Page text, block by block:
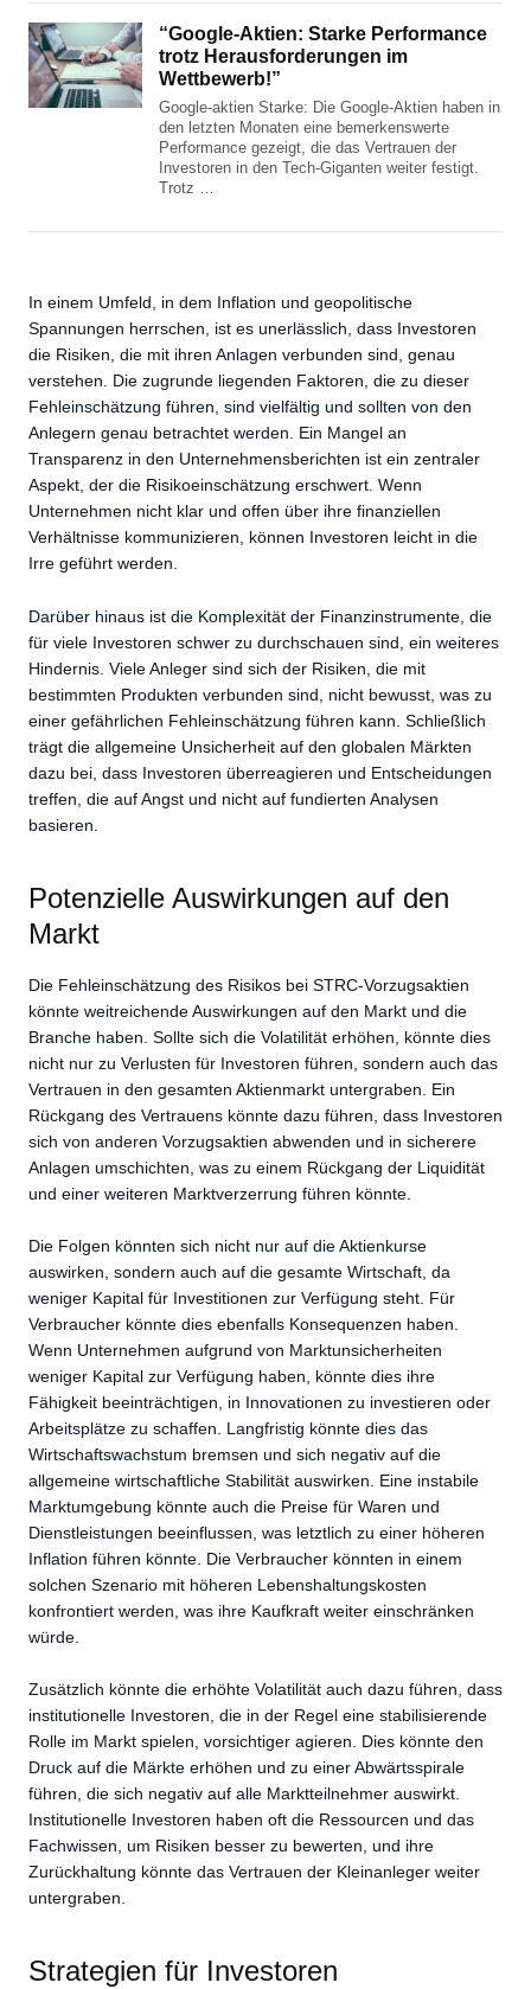
“Google-Aktien: Starke Performance
trotz Herausforderungen im
Wettbewerb!”
Google-aktien Starke: Die Google-Aktien haben in
den letzten Monaten eine bemerkenswerte
Performance gezeigt, die das Vertrauen der
Investoren in den Tech-Giganten weiter festigt.
Trotz …
In einem Umfeld, in dem Inflation und geopolitische
Spannungen herrschen, ist es unerlässlich, dass Investoren
die Risiken, die mit ihren Anlagen verbunden sind, genau
verstehen. Die zugrunde liegenden Faktoren, die zu dieser
Fehleinschätzung führen, sind vielfältig und sollten von den
Anlegern genau betrachtet werden. Ein Mangel an
Transparenz in den Unternehmensberichten ist ein zentraler
Aspekt, der die Risikoeinschätzung erschwert. Wenn
Unternehmen nicht klar und offen über ihre finanziellen
Verhältnisse kommunizieren, können Investoren leicht in die
Irre geführt werden.
Darüber hinaus ist die Komplexität der Finanzinstrumente, die
für viele Investoren schwer zu durchschauen sind, ein weiteres
Hindernis. Viele Anleger sind sich der Risiken, die mit
bestimmten Produkten verbunden sind, nicht bewusst, was zu
einer gefährlichen Fehleinschätzung führen kann. Schließlich
trägt die allgemeine Unsicherheit auf den globalen Märkten
dazu bei, dass Investoren überreagieren und Entscheidungen
treffen, die auf Angst und nicht auf fundierten Analysen
basieren.
Potenzielle Auswirkungen auf den
Markt
Die Fehleinschätzung des Risikos bei STRC-Vorzugsaktien
könnte weitreichende Auswirkungen auf den Markt und die
Branche haben. Sollte sich die Volatilität erhöhen, könnte dies
nicht nur zu Verlusten für Investoren führen, sondern auch das
Vertrauen in den gesamten Aktienmarkt untergraben. Ein
Rückgang des Vertrauens könnte dazu führen, dass Investoren
sich von anderen Vorzugsaktien abwenden und in sicherere
Anlagen umschichten, was zu einem Rückgang der Liquidität
und einer weiteren Marktverzerrung führen könnte.
Die Folgen könnten sich nicht nur auf die Aktienkurse
auswirken, sondern auch auf die gesamte Wirtschaft, da
weniger Kapital für Investitionen zur Verfügung steht. Für
Verbraucher könnte dies ebenfalls Konsequenzen haben.
Wenn Unternehmen aufgrund von Marktunsicherheiten
weniger Kapital zur Verfügung haben, könnte dies ihre
Fähigkeit beeinträchtigen, in Innovationen zu investieren oder
Arbeitsplätze zu schaffen. Langfristig könnte dies das
Wirtschaftswachstum bremsen und sich negativ auf die
allgemeine wirtschaftliche Stabilität auswirken. Eine instabile
Marktumgebung könnte auch die Preise für Waren und
Dienstleistungen beeinflussen, was letztlich zu einer höheren
Inflation führen könnte. Die Verbraucher könnten in einem
solchen Szenario mit höheren Lebenshaltungskosten
konfrontiert werden, was ihre Kaufkraft weiter einschränken
würde.
Zusätzlich könnte die erhöhte Volatilität auch dazu führen, dass
institutionelle Investoren, die in der Regel eine stabilisierende
Rolle im Markt spielen, vorsichtiger agieren. Dies könnte den
Druck auf die Märkte erhöhen und zu einer Abwärtsspirale
führen, die sich negativ auf alle Marktteilnehmer auswirkt.
Institutionelle Investoren haben oft die Ressourcen und das
Fachwissen, um Risiken besser zu bewerten, und ihre
Zurückhaltung könnte das Vertrauen der Kleinanleger weiter
untergraben.
Strategien für Investoren